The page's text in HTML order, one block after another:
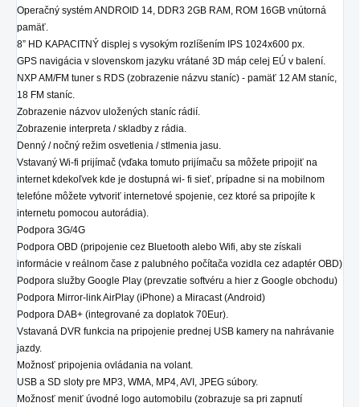
Operačný systém ANDROID 14, DDR3 2GB RAM, ROM 16GB vnútorná
pamäť.
8” HD KAPACITNÝ displej s vysokým rozlíšením IPS 1024x600 px.
GPS navigácia v slovenskom jazyku vrátané 3D máp celej EÚ v balení.
NXP AM/FM tuner s RDS (zobrazenie názvu staníc) - pamäť 12 AM staníc,
18 FM staníc.
Zobrazenie názvov uložených staníc rádií.
Zobrazenie interpreta / skladby z rádia.
Denný / nočný režim osvetlenia / stlmenia jasu.
Vstavaný Wi-fi prijímač (vďaka tomuto prijímaču sa môžete pripojiť na
internet kdekoľvek kde je dostupná wi- fi sieť, prípadne si na mobilnom
telefóne môžete vytvoriť internetové spojenie, cez ktoré sa pripojíte k
internetu pomocou autorádia).
Podpora 3G/4G
Podpora OBD (pripojenie cez Bluetooth alebo Wifi, aby ste získali
informácie v reálnom čase z palubného počítača vozidla cez adaptér OBD)
Podpora služby Google Play (prevzatie softvéru a hier z Google obchodu)
Podpora Mirror-link AirPlay (iPhone) a Miracast (Android)
Podpora DAB+ (integrované za doplatok 70Eur).
Vstavaná DVR funkcia na pripojenie prednej USB kamery na nahrávanie
jazdy.
Možnosť pripojenia ovládania na volant.
USB a SD sloty pre MP3, WMA, MP4, AVI, JPEG súbory.
Možnosť meniť úvodné logo automobilu (zobrazuje sa pri zapnutí